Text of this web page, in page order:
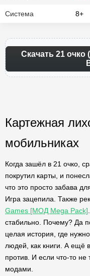
Система 8+
Скачать 21
Картежная
мобильниках
Когда зашёл в 21 очко,
покрутил карты, и
что это просто забава
Игра зацепила. Также
Games [МОД Mega Pack]
стабильно. Почему? Да
целая история, где
людей, как книги. А ещё
против. И если что-то не
модами.